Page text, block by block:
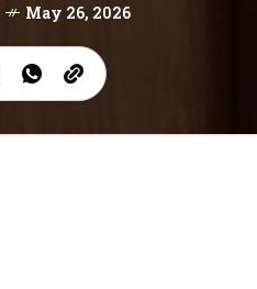
May 26, 2026